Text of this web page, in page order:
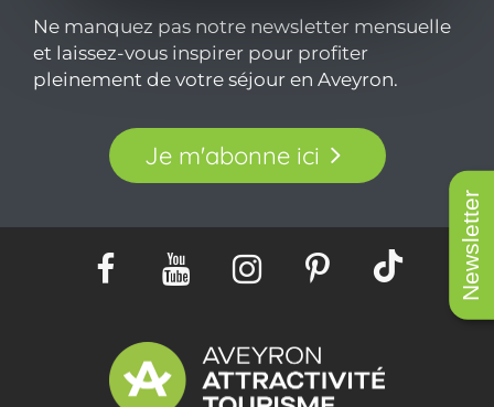
Newsletter
Ne manquez pas notre newsletter mensuelle
et laissez-vous inspirer pour profiter
pleinement de votre séjour en Aveyron.
Je m'abonne ici